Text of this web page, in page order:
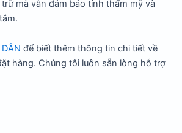
mà vẫn đảm bảo tính thẩm mỹ và
để biết thêm thông tin chi tiết về
hàng. Chúng tôi luôn sẵn lòng hỗ trợ